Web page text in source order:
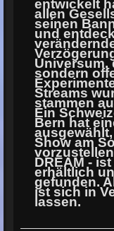
entwickelt
allen
seinen
und
Universum,
sondern
Streams
stammen
Ein
Bern hat
Show am
DREAM -
erhältlich
gefunden.
ist sich in
lassen.